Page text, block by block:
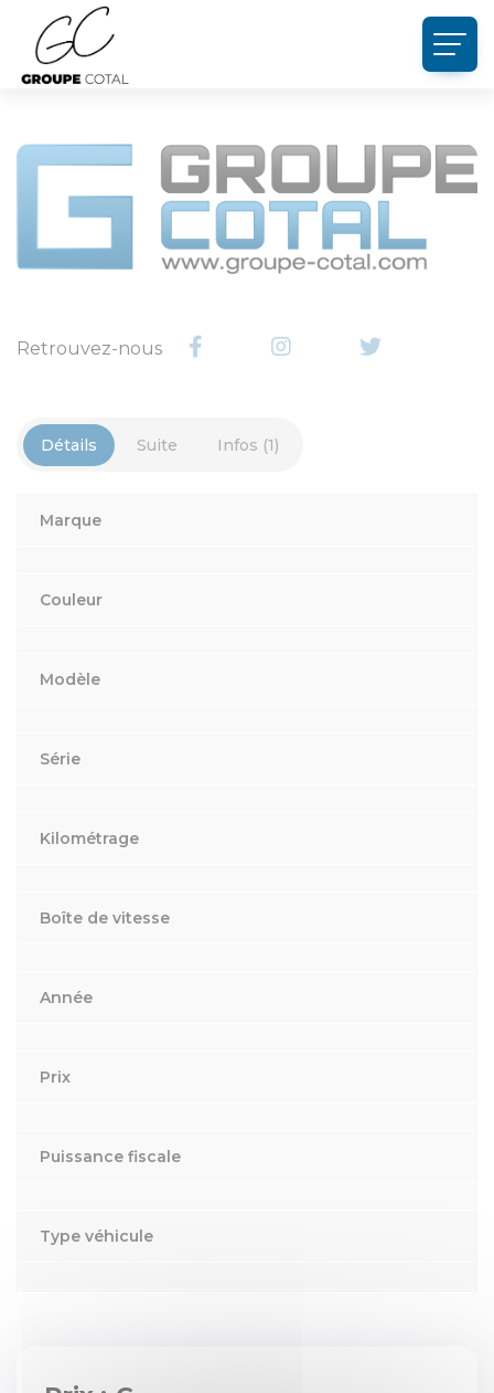
Retrouvez-nous
Détails Suite Infos (1)
Marque
Couleur
Modèle
Série
Kilométrage
Boîte de vitesse
Année
Prix
Puissance fiscale
Type véhicule
Panneau de gestion des cookies